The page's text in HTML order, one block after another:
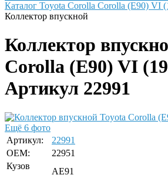
Каталог Toyota Corolla Corolla (E90) VI
Коллектор впускной
Коллектор
Corolla (E90) VI
Артикул 22991
Ещё 6 фото
Артикул:
22991
OEM:
22951
Кузов
AE91